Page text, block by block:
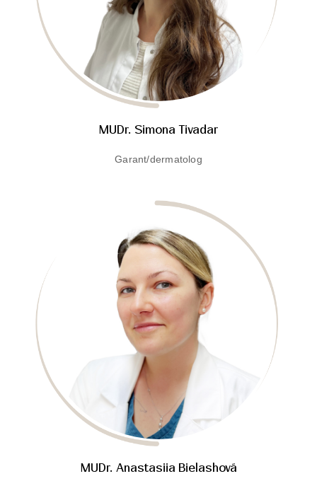
MUDr. Simona Tivadar
Garant/dermatolog
MUDr. Anastasiia Bielashová